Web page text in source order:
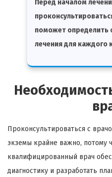
Перед началом
поможет определить
лечения для каждого
Проконсультироваться с
экземы крайне важно, потому
квалифицированный врач
диагностику и разработать